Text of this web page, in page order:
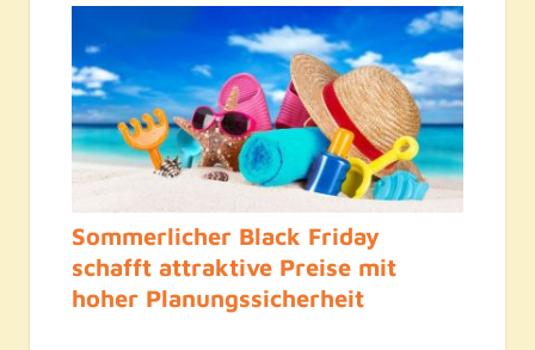
Sommerlicher Black Friday
schafft attraktive Preise mit
hoher Planungssicherheit